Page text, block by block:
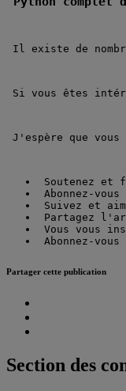
Il existe de
Si vous êtes
J'espère que
Soutenez et
Abonnez-
Suivez et
Partagez
Vous vous
Abonnez-
Partager cette publication
Section des